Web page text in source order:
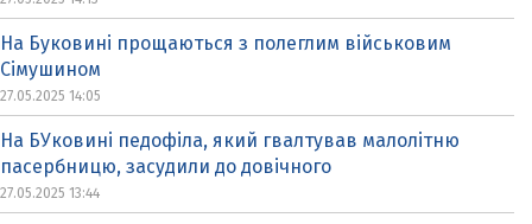
На Буковині прощаються з полеглим військовим
Сімушином
27.05.2025 14:05
На БУковині педофіла, який гвалтував малолітню
пасербницю, засудили до довічного
27.05.2025 13:44